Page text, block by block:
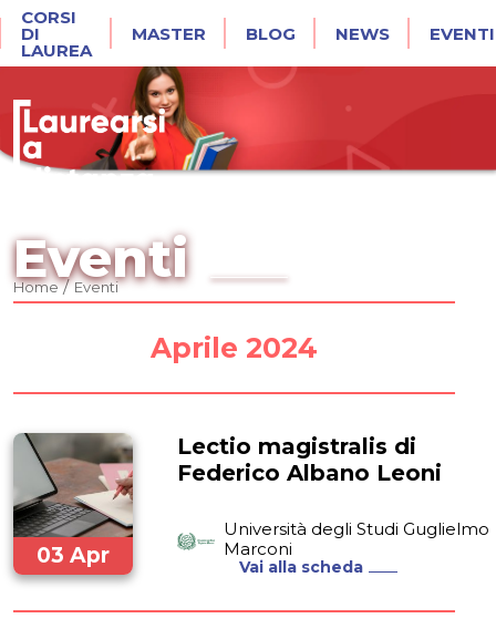
CORSI
DI
LAUREA
MASTER BLOG NEWS EVENTI
Eventi
Home/ Eventi
Aprile 2024
03 Apr
Lectio magistralis di
Federico Albano Leoni
Università degli Studi Guglielmo
Marconi
Vai alla scheda